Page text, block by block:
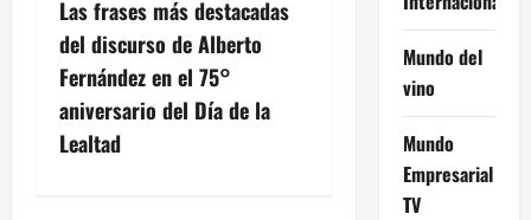
a
c
i
Las frases más destacadas
del discurso de Alberto
Fernández en el 75°
aniversario del Día de la
Lealtad
Mundo del
vino
Mundo
Empresarial
TV